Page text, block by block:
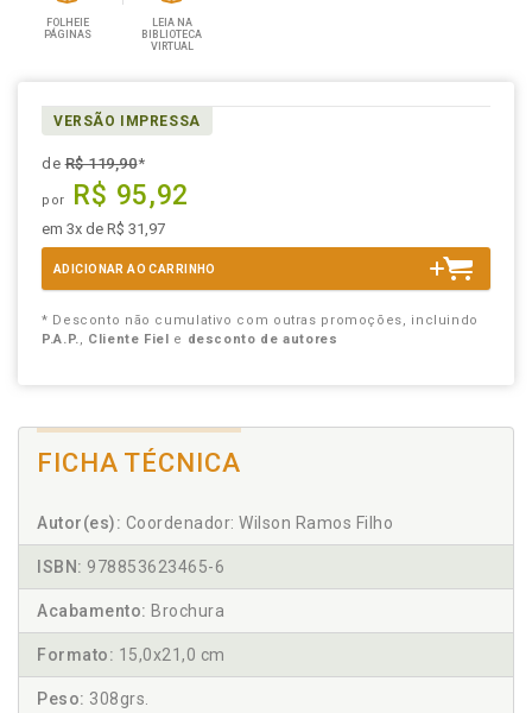
FOLHEIE
PÁGINAS
LEIA NA
BIBLIOTECA
VIRTUAL
VERSÃO IMPRESSA
deR$ 119,90*
por R$ 95,92
em 3x de R$ 31,97
ADICIONAR AO CARRINHO
* Desconto não cumulativo com outras promoções, incluindo
P.A.P., Cliente Fiel e desconto de autores
FICHA TÉCNICA
Autor(es): Coordenador: Wilson Ramos Filho
ISBN: 978853623465-6
Acabamento: Brochura
Formato: 15,0x21,0 cm
Peso: 308grs.